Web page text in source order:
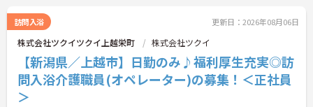
訪問入浴 更新日：2026年08月06日
株式会社ツクイツクイ上越栄町 株式会社ツクイ
【新潟県／上越市】日勤のみ♪福利厚生充実◎訪
問入浴介護職員(オペレーター)の募集！＜正社員
＞